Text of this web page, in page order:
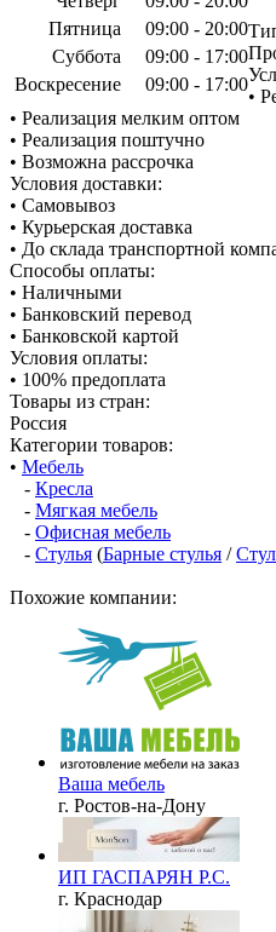
Пятница
09:00 - 20:00
Суббота
09:00 - 17:00
Воскресение
09:00 - 17:00
•
• Реализация мелким оптом
• Реализация поштучно
• Возможна рассрочка
Условия доставки:
• Самовывоз
• Курьерская доставка
• До склада транспортной
Способы оплаты:
• Наличными
• Банковский перевод
• Банковской картой
Условия оплаты:
• 100% предоплата
Товары из стран:
Россия
Категории товаров:
• Мебель
- Кресла
- Мягкая мебель
- Офисная мебель
- Стулья (Барные стулья /
Похожие компании:
Ваша мебель
г. Ростов-на-Дону
ИП ГАСПАРЯН Р.С.
г. Краснодар